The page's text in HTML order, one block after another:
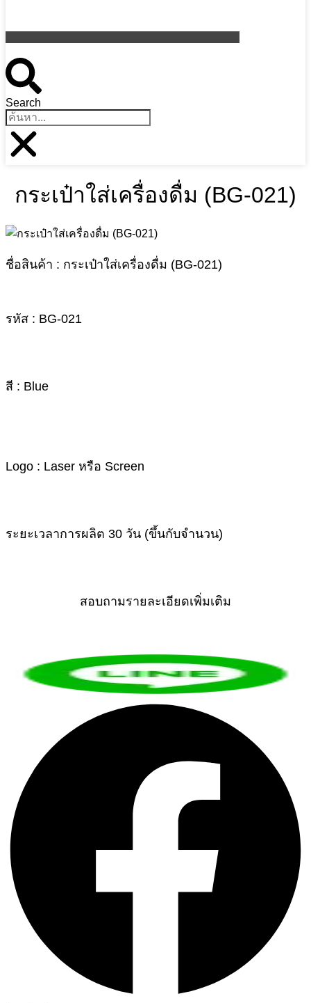
Search
กระเป๋าใส่เครื่องดื่ม (BG-021)
ชื่อสินค้า : กระเป๋าใส่เครื่องดื่ม (BG-021)
รหัส : BG-021
สี : Blue
Logo : Laser หรือ Screen
ระยะเวลาการผลิต 30 วัน (ขึ้นกับจำนวน)
สอบถามรายละเอียดเพิ่มเติม